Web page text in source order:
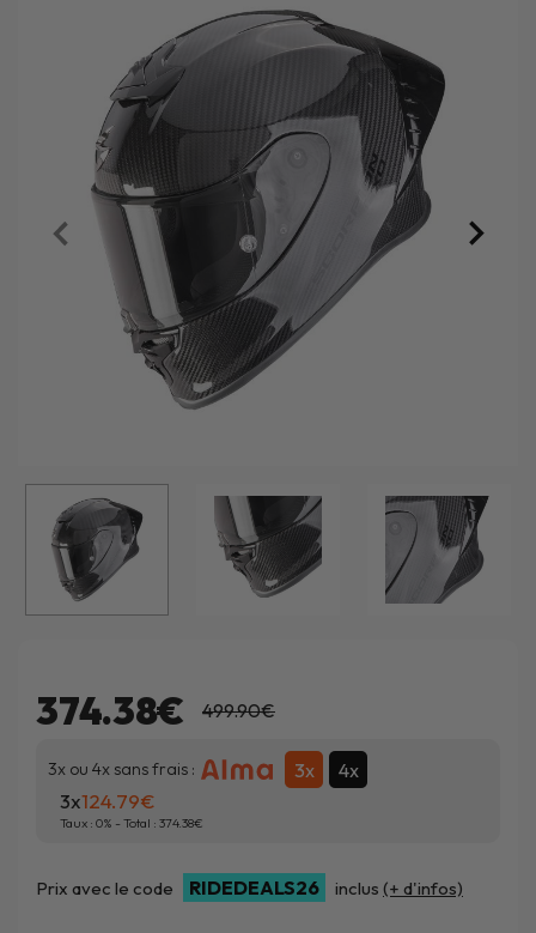
374.38€ 499.90€
3x ou 4x sans frais : 3x 4x
3x124.79
Taux : 0% - Total : 374.38
Prix avec le code RIDEDEALS26 inclus (+ d'infos)